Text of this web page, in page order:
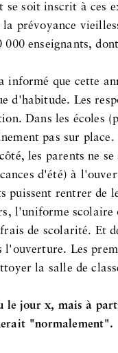
se soit inscrit à ces
prévoyance
enseignants,
informé que cette
d'habitude. Les
Dans les écoles
pas sur
les parents ne
d'été) à
rentrer de
l'uniforme scolaire
de scolarité. Et
Les
la salle de
le jour x, mais à
"normalement".